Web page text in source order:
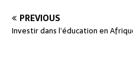
PREVIOUS
Investir dans l’éducation en